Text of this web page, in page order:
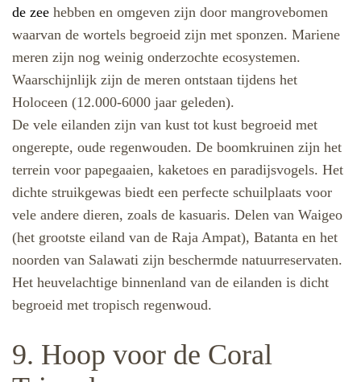
de zee hebben en omgeven zijn door mangrovebomen
waarvan de wortels begroeid zijn met sponzen. Mariene
meren zijn nog weinig onderzochte ecosystemen.
Waarschijnlijk zijn de meren ontstaan tijdens het
Holoceen (12.000-6000 jaar geleden).
De vele eilanden zijn van kust tot kust begroeid met
ongerepte, oude regenwouden. De boomkruinen zijn het
terrein voor papegaaien, kaketoes en paradijsvogels. Het
dichte struikgewas biedt een perfecte schuilplaats voor
vele andere dieren, zoals de kasuaris. Delen van Waigeo
(het grootste eiland van de Raja Ampat), Batanta en het
noorden van Salawati zijn beschermde natuurreservaten.
Het heuvelachtige binnenland van de eilanden is dicht
begroeid met tropisch regenwoud.
9. Hoop voor de Coral